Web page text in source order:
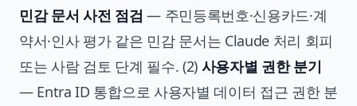
민감 문서 사전 점검 — 주민등록번호·신용카드·계
약서·인사 평가 같은 민감 문서는 Claude 처리 회피
또는 사람 검토 단계 필수. (2) 사용자별 권한 분기
— Entra ID 통합으로 사용자별 데이터 접근 권한 분